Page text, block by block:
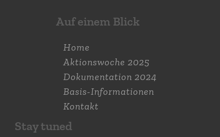
Auf einem Blick
Home
Aktions­woche 2025
Dokumen­tation 2024
Basis-Informationen
Kontakt
Stay tuned